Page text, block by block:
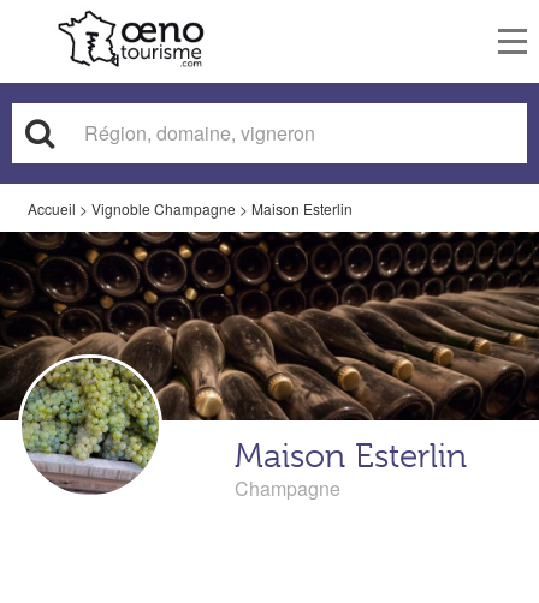
Accueil > Vignoble Champagne > Maison Esterlin
Maison Esterlin
Champagne